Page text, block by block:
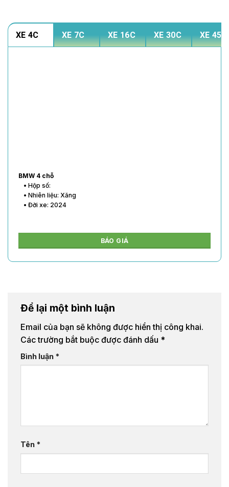
XE 4C XE 7C XE 16C XE 30C XE 45C
BMW 4 chỗ
• Hộp số:
• Nhiên liệu: Xăng
• Đời xe: 2024
BÁO GIÁ
Để lại một bình luận
Email của bạn sẽ không được hiển thị công khai.
Các trường bắt buộc được đánh dấu *
Bình luận *
Tên *